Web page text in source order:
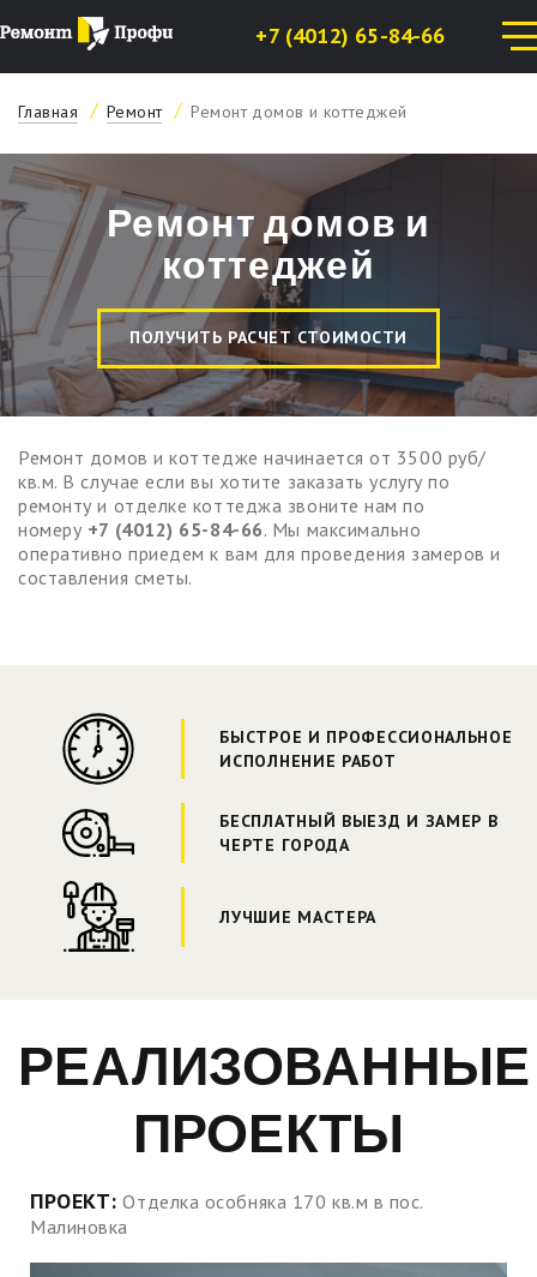
+7 (4012) 65-84-66
Главная Ремонт Ремонт домов и коттеджей
Ремонт домов и
коттеджей
ПОЛУЧИТЬ РАСЧЕТ СТОИМОСТИ
Ремонт домов и коттедже начинается от 3500 руб/
кв.м. В случае если вы хотите заказать услугу по
ремонту и отделке коттеджа звоните нам по
номеру +7 (4012) 65-84-66. Мы максимально
оперативно приедем к вам для проведения замеров и
составления сметы.
БЫСТРОЕ И ПРОФЕССИОНАЛЬНОЕ
ИСПОЛНЕНИЕ РАБОТ
БЕСПЛАТНЫЙ ВЫЕЗД И ЗАМЕР В
ЧЕРТЕ ГОРОДА
ЛУЧШИЕ МАСТЕРА
РЕАЛИЗОВАННЫЕ
ПРОЕКТЫ
ПРОЕКТ: Отделка особняка 170 кв.м в пос.
Малиновка